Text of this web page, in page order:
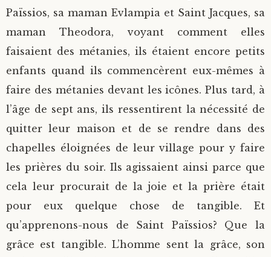
Païssios, sa maman Evlampia et Saint Jacques, sa
maman Theodora, voyant comment elles
faisaient des métanies, ils étaient encore petits
enfants quand ils commencèrent eux-mêmes à
faire des métanies devant les icônes. Plus tard, à
l’âge de sept ans, ils ressentirent la nécessité de
quitter leur maison et de se rendre dans des
chapelles éloignées de leur village pour y faire
les prières du soir. Ils agissaient ainsi parce que
cela leur procurait de la joie et la prière était
pour eux quelque chose de tangible. Et
qu’apprenons-nous de Saint Païssios? Que la
grâce est tangible. L’homme sent la grâce, son